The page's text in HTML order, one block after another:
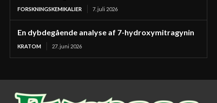
FORSKNINGSKEMIKALIER 7. juli 2026
En dybdegående analyse af 7-hydroxymitragynin
KRATOM 27. juni 2026